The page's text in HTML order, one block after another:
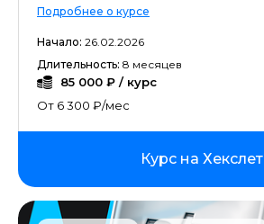
Подробнее о курсе
Начало: 26.02.2026
Длительность: 8 месяцев
85 000 ₽ / курс
От 6 300 ₽/мес
Курс на Хекслет